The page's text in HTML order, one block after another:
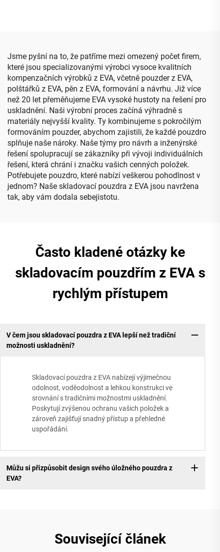
Jsme pyšní na to, že patříme mezi omezený počet firem,
které jsou specializovanými výrobci vysoce kvalitních
kompenzačních výrobků z EVA, včetně pouzder z EVA,
polštářků z EVA, pěn z EVA, formování a návrhu. Již více
než 20 let přeměňujeme EVA vysoké hustoty na řešení pro
uskladnění. Naši výrobní proces začíná výhradně s
materiály nejvyšší kvality. Ty kombinujeme s pokročilým
formováním pouzder, abychom zajistili, že každé pouzdro
splňuje naše nároky. Naše týmy pro návrh a inženýrské
řešení spolupracují se zákazníky při vývoji individuálních
řešení, která chrání i značku vašich cenných položek.
Potřebujete pouzdro, které nabízí veškerou pohodlnost v
jednom? Naše skladovací pouzdra z EVA jsou navržena
tak, aby vám dodala sebejistotu.
Často kladené otázky ke
skladovacím pouzdřím z EVA s
rychlým přístupem
V čem jsou skladovací pouzdra z EVA lepší než tradiční
možnosti uskladnění?
Skladovací pouzdra z EVA nabízejí výjimečnou
odolnost, voděodolnost a lehkou konstrukci ve
srovnání s tradičními možnostmi uskladnění.
Poskytují zvýšenou ochranu vašich položek a
zároveň zajišťují snadný přístup a přehledné
uspořádání.
Můžu si přizpůsobit design svého úložného pouzdra z
EVA?
Související článek